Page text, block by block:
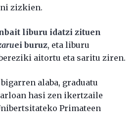
zizkien.
liburu idatzi zituen
ei buruz, eta liburu
aitortu eta saritu ziren.
alaba, graduatu
hasi zen ikertzaile
Primateen